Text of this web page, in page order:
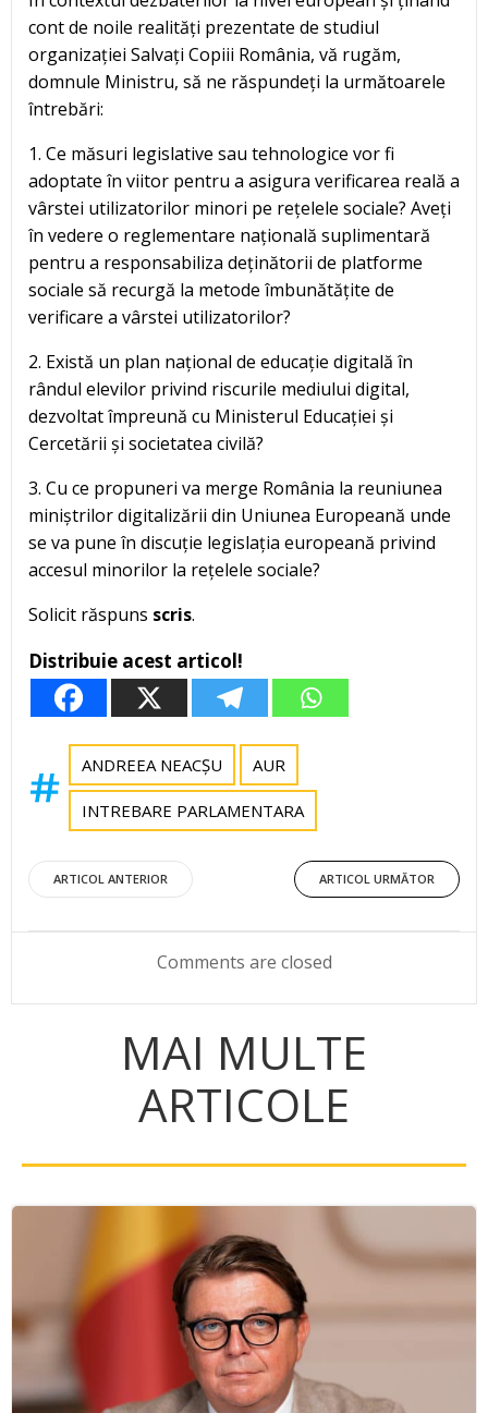
cont de noile realități prezentate de studiul
organizației Salvați Copiii România, vă rugăm,
domnule Ministru, să ne răspundeți la următoarele
întrebări:
1. Ce măsuri legislative sau tehnologice vor fi
adoptate în viitor pentru a asigura verificarea reală a
vârstei utilizatorilor minori pe rețelele sociale? Aveți
în vedere o reglementare națională suplimentară
pentru a responsabiliza deținătorii de platforme
sociale să recurgă la metode îmbunătățite de
verificare a vârstei utilizatorilor?
2. Există un plan național de educație digitală în
rândul elevilor privind riscurile mediului digital,
dezvoltat împreună cu Ministerul Educației și
Cercetării și societatea civilă?
3. Cu ce propuneri va merge România la reuniunea
miniștrilor digitalizării din Uniunea Europeană unde
se va pune în discuție legislația europeană privind
accesul minorilor la rețelele sociale?
Solicit răspuns scris.
Distribuie acest articol!
ANDREEA NEACȘU AUR
INTREBARE PARLAMENTARA
Post
navigation
ARTICOL ANTERIOR
Post
navigation
ARTICOL URMĂTOR
Comments are closed
MAI MULTE
ARTICOLE